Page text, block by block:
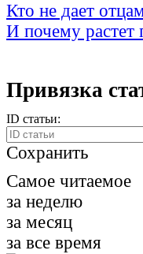
Кто не дает
И почему растет
Привязка
ID статьи:
Сохранить
Самое читаемое
за неделю
за месяц
за все время